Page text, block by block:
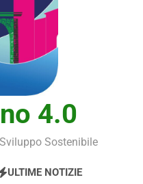
4.0
Sostenibile
ULTIME NOTIZIE